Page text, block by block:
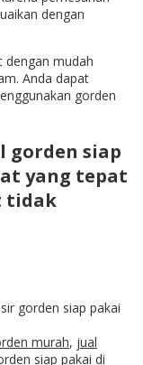
dengan
mudah
Anda dapat
gorden
gorden siap
yang tepat
tidak
gorden siap pakai
murah, jual
siap pakai di